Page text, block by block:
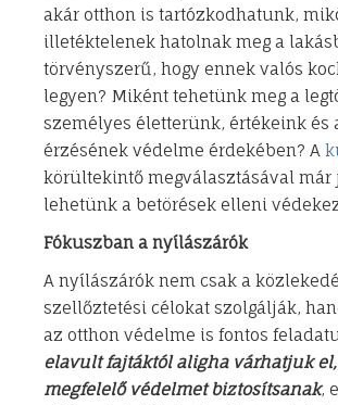
akár otthon is tartózkodhatunk,
illetéktelenek hatolnak meg a
törvényszerű, hogy ennek valós
legyen? Miként tehetünk meg a
személyes életterünk, értékeink és
érzésének védelme érdekében? A
körültekintő megválasztásával már
lehetünk a betörések elleni
Fókuszban a nyílászárók
A nyílászárók nem csak a
szellőztetési célokat szolgálják,
az otthon védelme is fontos
elavult fajtáktól aligha várhatjuk
megfelelő védelmet biztosítsanak,